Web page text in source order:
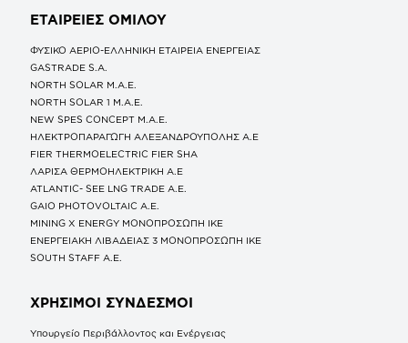
ΕΤΑΙΡΕΙΕΣ ΟΜΙΛΟΥ
ΦΥΣΙΚΟ ΑΕΡΙΟ-ΕΛΛΗΝΙΚΗ ΕΤΑΙΡΕΙΑ ΕΝΕΡΓΕΙΑΣ
GASTRADE S.A.
NORTH SOLAR M.Α.Ε.
NORTH SOLAR 1 M.Α.Ε.
NEW SPES CONCEPT Μ.Α.Ε.
ΗΛΕΚΤΡΟΠΑΡΑΓΩΓΗ ΑΛΕΞΑΝΔΡΟΥΠΟΛΗΣ A.E
FIER THERMOELECTRIC FIER SHA
ΛΑΡΙΣΑ ΘΕΡΜΟΗΛΕΚΤΡΙΚΗ A.E
ATLANTIC- SEE LNG TRADE A.E.
GAIO PHOTOVOLTAIC Α.Ε.
MINING X ENERGY ΜΟΝΟΠΡΟΣΩΠΗ ΙΚΕ
ΕΝΕΡΓΕΙΑΚΗ ΛΙΒΑΔΕΙΑΣ 3 ΜΟΝΟΠΡΟΣΩΠΗ ΙΚΕ
SOUTH STAFF Α.Ε.
ΧΡΗΣΙΜΟΙ ΣΥΝΔΕΣΜΟΙ
Υπουργείο Περιβάλλοντος και Ενέργειας